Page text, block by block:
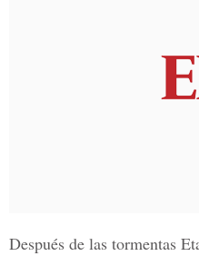
Después de las tormentas